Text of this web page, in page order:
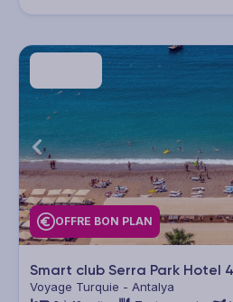
OFFRE BON PLAN
Smart club Serra Park Hotel 4
Voyage Turquie - Antalya